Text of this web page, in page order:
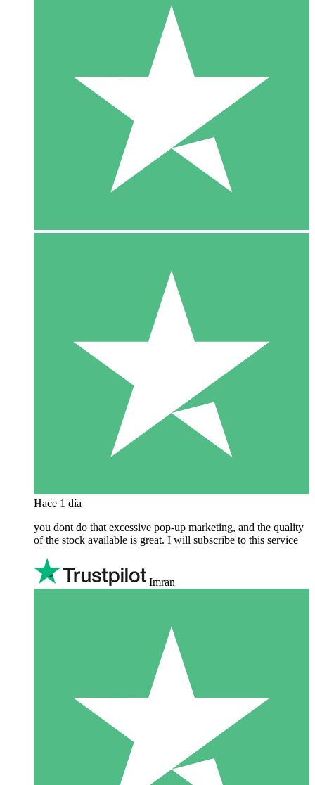
Hace 1 día
you dont do that excessive pop-up marketing, and the quality
of the stock available is great. I will subscribe to this service
Imran